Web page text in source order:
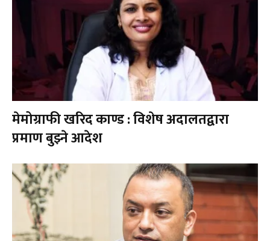
मेमोग्राफी खरिद काण्ड : विशेष अदालतद्वारा
प्रमाण बुझ्ने आदेश